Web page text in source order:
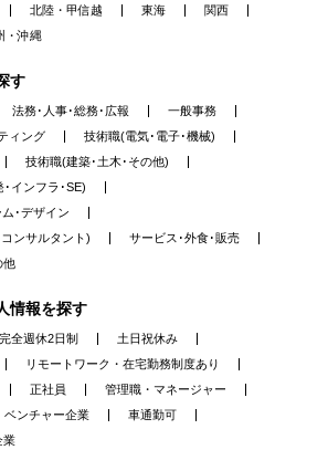
北陸・甲信越 東海
関西
・沖縄
す
法務･人事･総務･広報
一般事務
ィング
技術職(電気･電子･機械)
技術職(建築･土木･その他)
インフラ･SE)
･デザイン
ンサルタント)
サービス･外食･販売
他
情報を探す
完全週休2日制
土日祝休み
リモートワーク・在宅勤務制度あり
正社員
管理職・マネージャー
ベンチャー企業
車通勤可
業